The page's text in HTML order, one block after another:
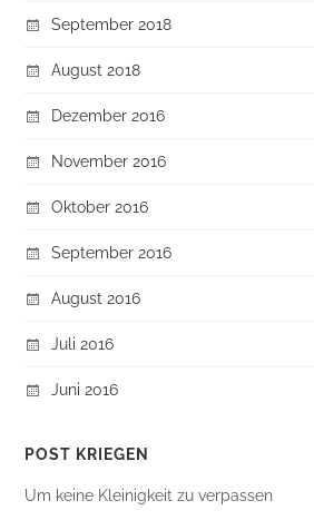
September 2018
August 2018
Dezember 2016
November 2016
Oktober 2016
September 2016
August 2016
Juli 2016
Juni 2016
POST KRIEGEN
Um keine Kleinigkeit zu verpassen